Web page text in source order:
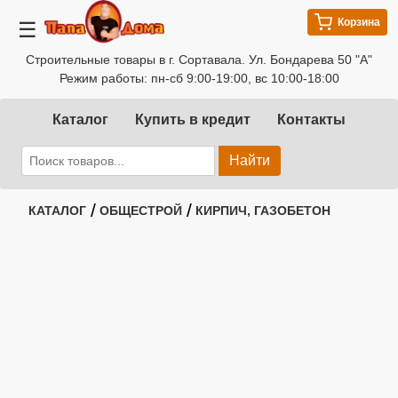
☰
Строительные товары в г. Сортавала. Ул. Бондарева 50 "А"
Режим работы: пн-сб 9:00-19:00, вс 10:00-18:00
Корзина
Каталог Купить в кредит Контакты
Найти
КАТАЛОГ / ОБЩЕСТРОЙ / КИРПИЧ, ГАЗОБЕТОН